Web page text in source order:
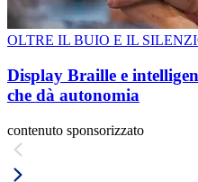
OLTRE IL BUIO E IL
Display Braille e
che dà autonomia
contenuto sponsorizzato